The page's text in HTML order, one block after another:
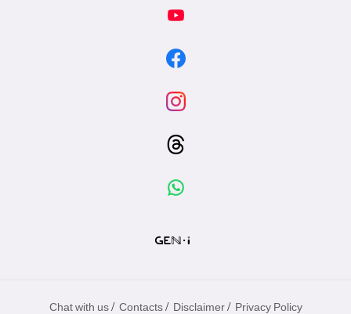
Chat with us / Contacts / Disclaimer / Privacy Policy